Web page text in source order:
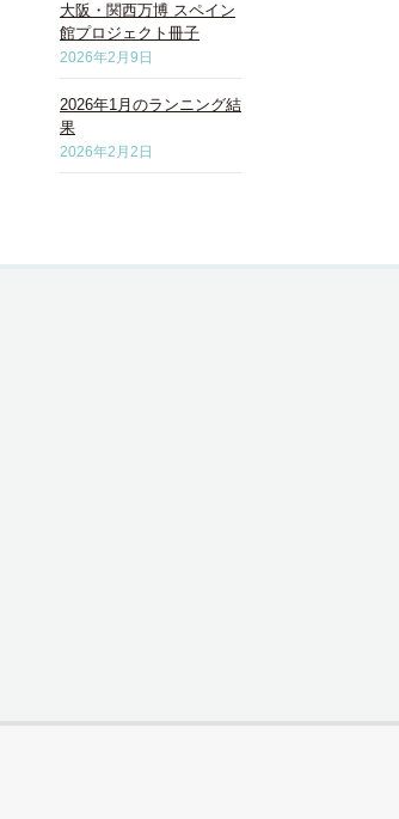
大阪・関西万博 スペイン
館プロジェクト冊子
2026年2月9日
2026年1月のランニング結
果
2026年2月2日